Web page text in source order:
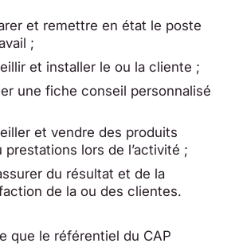
et remettre en état le poste
;
et installer le ou la cliente ;
une fiche conseil personnalisé
et vendre des produits
prestations lors de l’activité ;
du résultat et de la
de la ou des clientes.
que le référentiel du CAP